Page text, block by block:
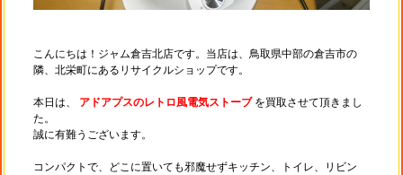
こんにちは！ジャム倉吉北店です。当店は、鳥取県中部の倉吉市の
隣、北栄町にあるリサイクルショップです。
本日は、 アドアプスのレトロ風電気ストーブを買取させて頂きまし
た。
誠に有難うございます。
コンパクトで、どこに置いても邪魔せずキッチン、トイレ、リビン